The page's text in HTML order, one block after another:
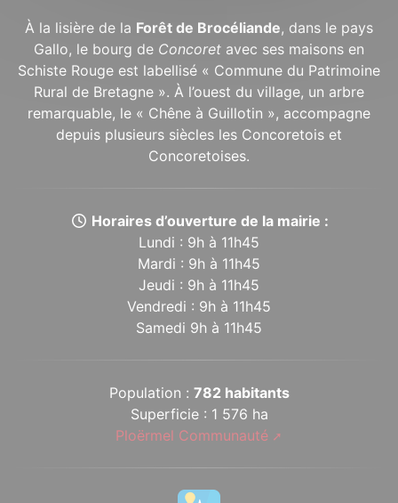
À la lisière de la Forêt de Brocéliande, dans le pays
Gallo, le bourg de Concoret avec ses maisons en
Schiste Rouge est labellisé « Commune du Patrimoine
Rural de Bretagne ». À l’ouest du village, un arbre
remarquable, le « Chêne à Guillotin », accompagne
depuis plusieurs siècles les Concoretois et
Concoretoises.
Horaires d’ouverture de la mairie :
Lundi : 9h à 11h45
Mardi : 9h à 11h45
Jeudi : 9h à 11h45
Vendredi : 9h à 11h45
Samedi 9h à 11h45
Population : 782 habitants
Superficie : 1 576 ha
Ploërmel Communauté